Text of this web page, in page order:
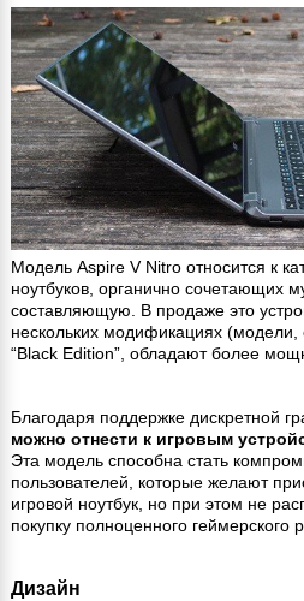
Модель Aspire V Nitro относится к
ноутбуков, органично сочетающих
составляющую. В продаже это
нескольких модификациях (модели,
“Black Edition”, обладают более
Благодаря поддержке дискретной
можно отнести к игровым
Эта модель способна стать
пользователей, которые желают
игровой ноутбук, но при этом не
покупку полноценного геймерского
Дизайн